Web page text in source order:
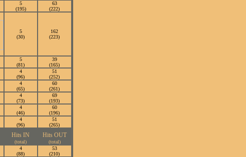
5
(195)
63
(222)
5
(30)
162
(223)
5
(81)
39
(165)
4
(96)
51
(252)
4
(65)
60
(261)
4
(73)
69
(193)
4
(46)
60
(196)
4
(96)
51
(265)
Hits IN
(total)
Hits OUT
(total)
4
(88)
53
(210)